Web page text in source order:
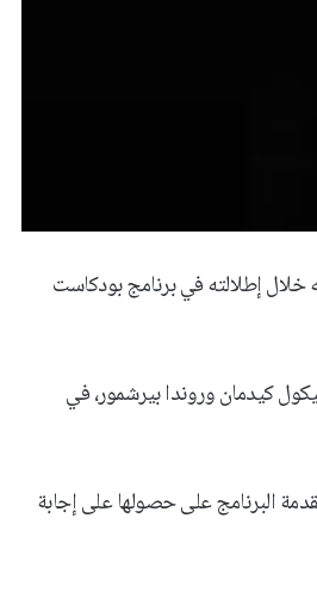
خلال إطلالته في برنامج بودكاست
كيدمان وروندا بيرشمور، في
البرنامج على حصولها على إجابة